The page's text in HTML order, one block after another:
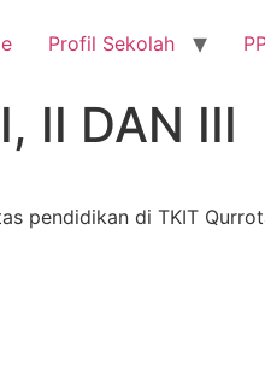
Profil Sekolah
II DAN III
pendidikan di TKIT